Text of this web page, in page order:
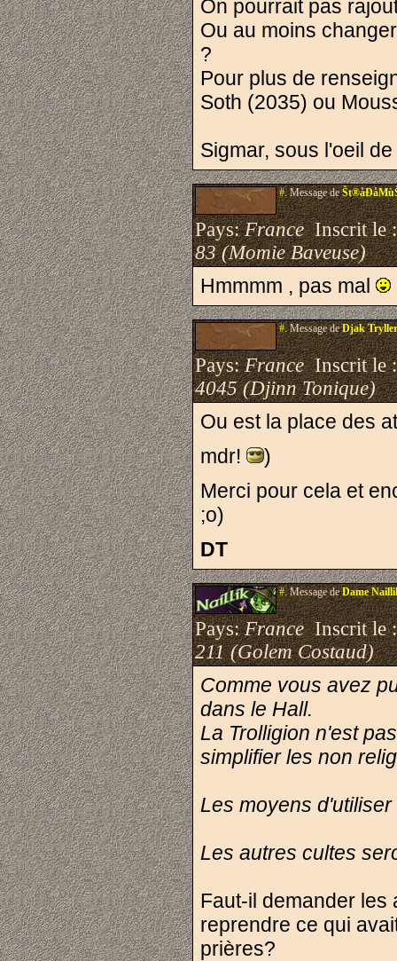
On pourrait pas
Ou au moins
?
Pour plus de
Soth (2035) ou
Sigmar, sous l'oeil
#.Message de
Pays:FranceInscrit le
83 (Momie Baveuse)
Hmmmm , pas mal
#.Message deDjak Tryller
Pays:FranceInscrit le
4045 (Djinn Tonique)
Ou est la place des
mdr!
)
Merci pour cela et
;o)
DT
#.Message deDame
Pays:FranceInscrit le
211 (Golem Costaud)
Comme vous avez
dans le Hall.
La Trolligion n'est
simplifier les non
Les moyens
Les autres cultes
Faut-il demander les
reprendre ce qui
prières?